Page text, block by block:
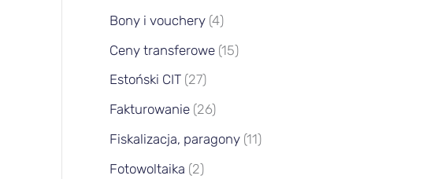
Bony i vouchery(4)
Ceny transferowe(15)
Estoński CIT(27)
Fakturowanie(26)
Fiskalizacja, paragony(11)
Fotowoltaika (2)